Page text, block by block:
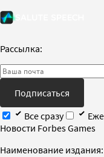
Рассылка:
Подписаться
Все сразу
Новости Forbes Games
Наименование издания: